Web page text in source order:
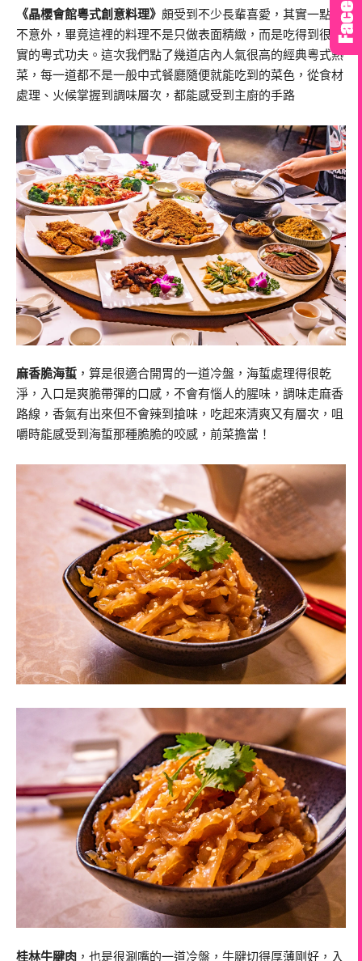
《晶櫻會館粵式創意料理》 頗受到不少長輩喜愛，其實一點也
不意外，畢竟這裡的料理不是只做表面精緻，而是吃得到很紮
實的粵式功夫。這次我們點了幾道店內人氣很高的經典粵式熱
菜，每一道都不是一般中式餐廳隨便就能吃到的菜色，從食材
處理、火候掌握到調味層次，都能感受到主廚的手路
麻香脆海蜇 ，算是很適合開胃的一道冷盤，海蜇處理得很乾
淨，入口是爽脆帶彈的口感，不會有惱人的腥味，調味走麻香
路線，香氣有出來但不會辣到搶味，吃起來清爽又有層次，咀
嚼時能感受到海蜇那種脆脆的咬感，前菜擔當！
桂林牛腱肉 ，也是很涮嘴的一道冷盤，牛腱切得厚薄剛好，入